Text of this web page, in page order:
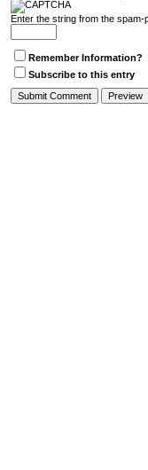
Enter the string from the spam-
Remember Information?
Subscribe to this entry